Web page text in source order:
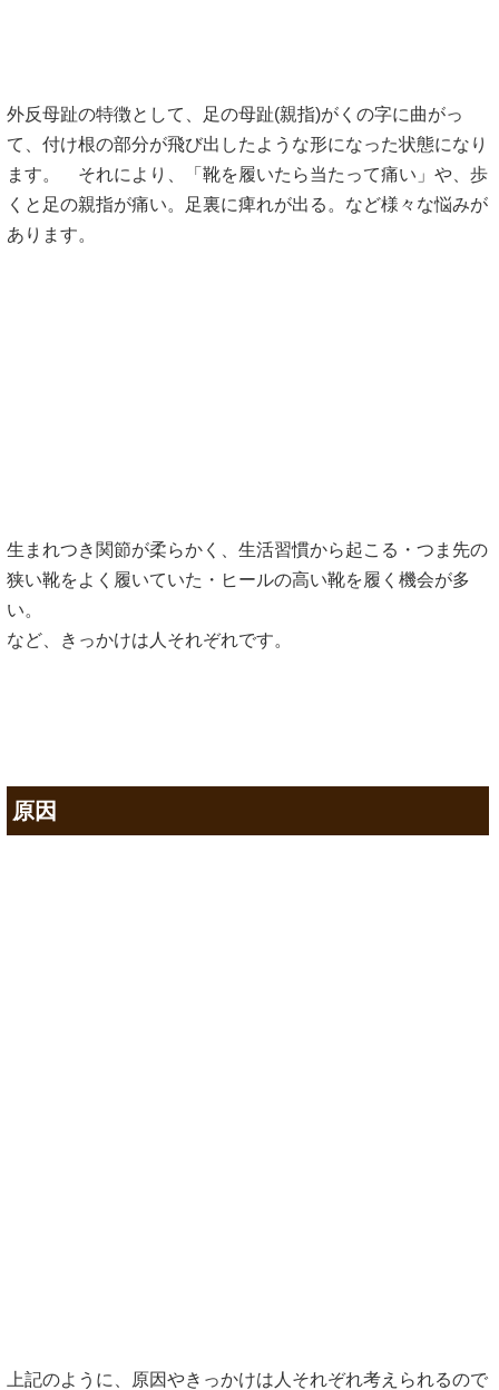
外反母趾の特徴として、足の母趾(親指)がくの字に曲がっ
て、付け根の部分が飛び出したような形になった状態になり
ます。 それにより、「靴を履いたら当たって痛い」や、歩
くと足の親指が痛い。足裏に痺れが出る。など様々な悩みが
あります。
生まれつき関節が柔らかく、生活習慣から起こる・つま先の
狭い靴をよく履いていた・ヒールの高い靴を履く機会が多
い。
など、きっかけは人それぞれです。
原因
上記のように、原因やきっかけは人それぞれ考えられるので